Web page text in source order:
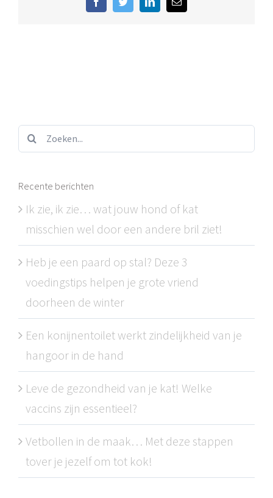
FacebookTwitterLinkedIn
E-
Zoeken...
Recente berichten
Ik zie, ik zie… wat jouw hond of kat
misschien wel door een andere bril ziet!
Heb je een paard op stal? Deze 3
voedingstips helpen je grote vriend
doorheen de winter
Een konijnentoilet werkt zindelijkheid van je
hangoor in de hand
Leve de gezondheid van je kat! Welke
vaccins zijn essentieel?
Vetbollen in de maak… Met deze stappen
tover je jezelf om tot kok!